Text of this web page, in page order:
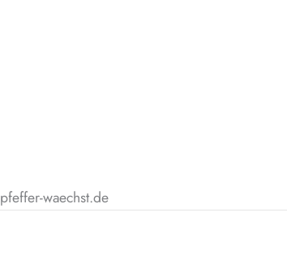
waechst.de